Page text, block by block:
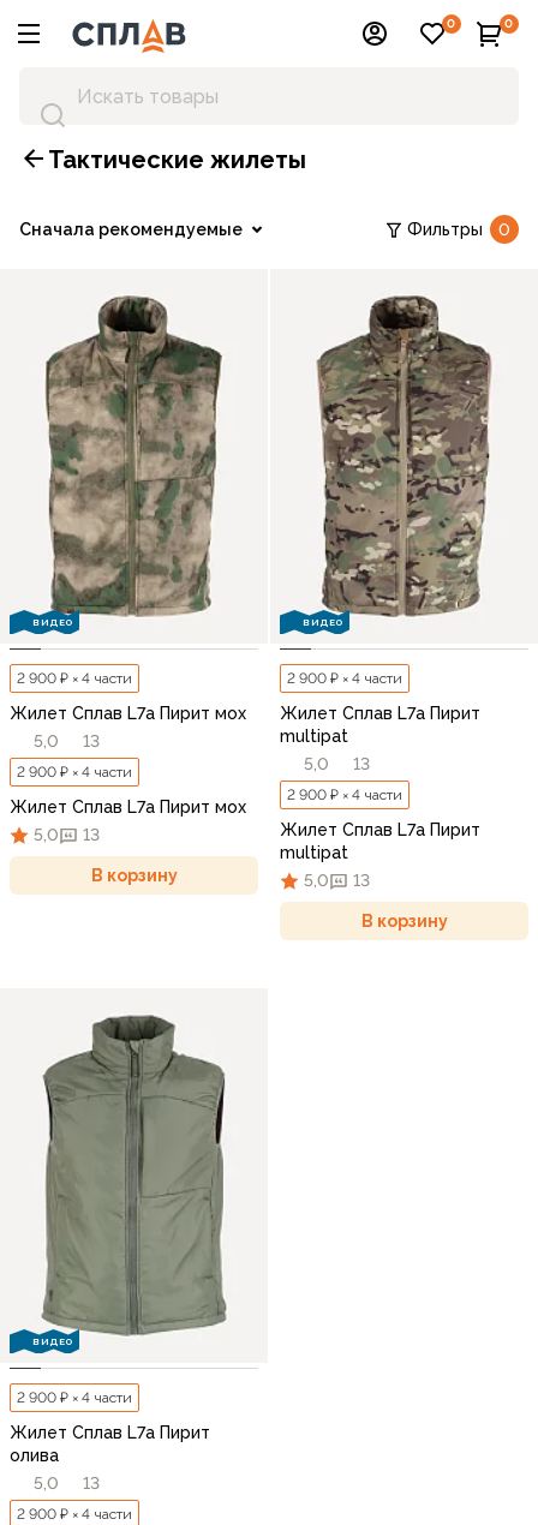
0 0
Тактические жилеты
Сначала рекомендуемые Фильтры 0
ВИДЕО
2 900 ₽ × 4 части
Жилет Сплав L7a Пирит мох
5,0
13
2 900 ₽ × 4 части
Жилет Сплав L7a Пирит мох
5,0
13
В корзину
ВИДЕО
2 900 ₽ × 4 части
Жилет Сплав L7a Пирит
multipat
5,0
13
2 900 ₽ × 4 части
Жилет Сплав L7a Пирит
multipat
5,0
13
В корзину
ВИДЕО
2 900 ₽ × 4 части
Жилет Сплав L7a Пирит
олива
5,0
13
2 900 ₽ × 4 части